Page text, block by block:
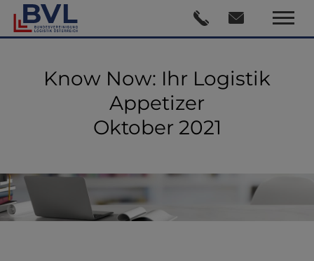
Know Now: Ihr Logistik
Appetizer
Oktober 2021